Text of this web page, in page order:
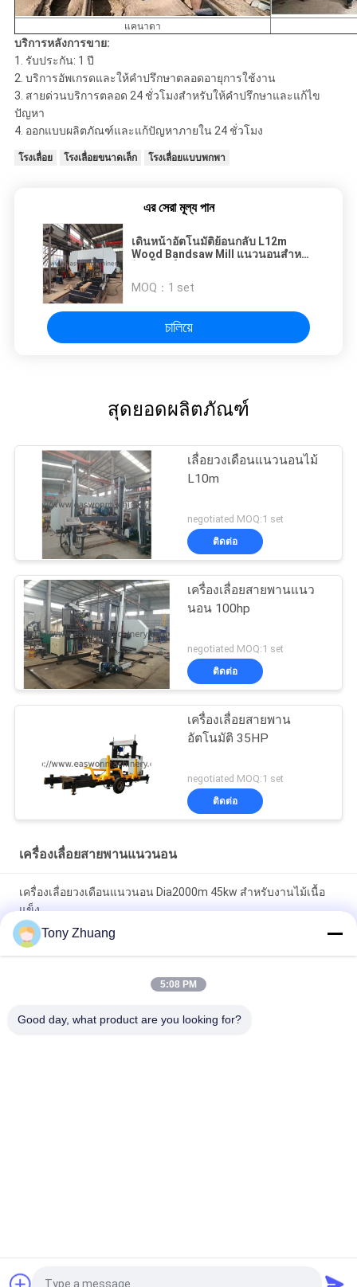
แคนาดา
บริการหลังการขาย:
1. รับประกัน: 1 ปี
2. บริการอัพเกรดและให้คำปรึกษาตลอดอายุการใช้งาน
3. สายด่วนบริการตลอด 24 ชั่วโมงสำหรับให้คำปรึกษาและแก้ไข
ปัญหา
4. ออกแบบผลิตภัณฑ์และแก้ปัญหาภายใน 24 ชั่วโมง
โรงเลื่อย โรงเลื่อยขนาดเล็ก โรงเลื่อยแบบพกพา
এর সেরা মূল্য পান
เดินหน้าอัตโนมัติย้อนกลับ L12m
Wood Bandsaw Mill แนวนอนสำหรับ
MOQ： 1 set
চালিয়ে
สุดยอดผลิตภัณฑ์
เลื่อยวงเดือนแนวนอนไม้
L10m
negotiated MOQ:1 set
ติดต่อ
เครื่องเลื่อยสายพานแนว
นอน 100hp
negotiated MOQ:1 set
ติดต่อ
เครื่องเลื่อยสายพาน
อัตโนมัติ 35HP
negotiated MOQ:1 set
ติดต่อ
เครื่องเลื่อยสายพานแนวนอน
เครื่องเลื่อยวงเดือนแนวนอน Dia2000m 45kw สำหรับงานไม้เนื้อ
แข็ง
80HP Log Trailer พร้อมเครน, 2.8m2 โหลด Log Loader Trailer
เครื่องเลื่อยสายพานแนวนอน 750 รอบต่อนาที 42 '' ระบบเลื่อยวง
Tony Zhuang
5:08 PM
Good day, what product are you looking for?